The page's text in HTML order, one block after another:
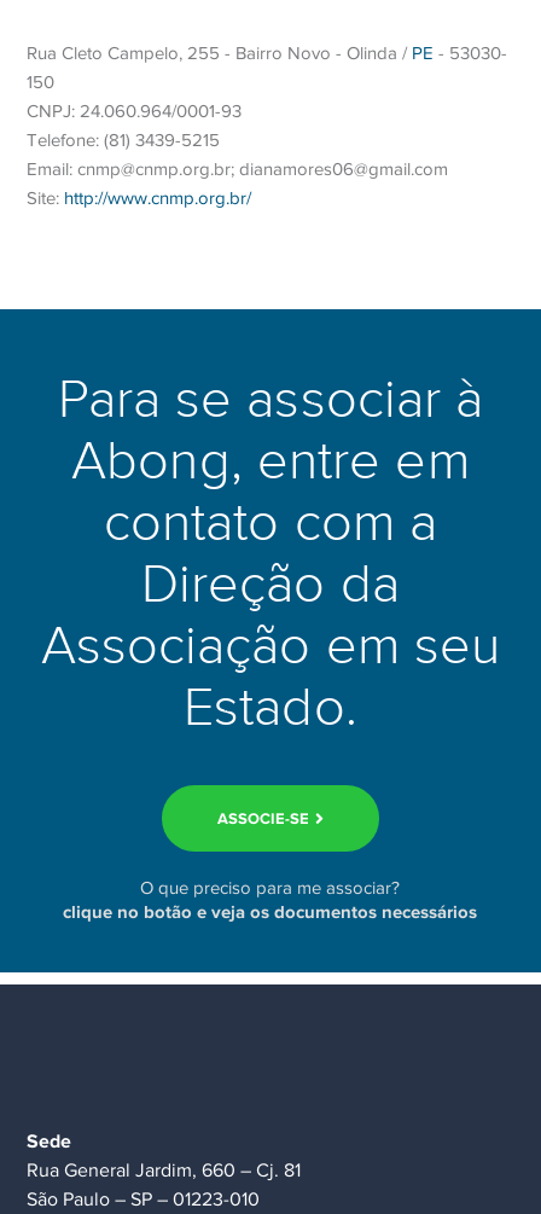
Rua Cleto Campelo, 255 - Bairro Novo - Olinda / PE - 53030-
150
CNPJ: 24.060.964/0001-93
Telefone: (81) 3439-5215
Email: cnmp@cnmp.org.br; dianamores06@gmail.com
Site: http://www.cnmp.org.br/
Para se associar à
Abong, entre em
contato com a
Direção da
Associação em seu
Estado.
ASSOCIE-SE
O que preciso para me associar?
clique no botão e veja os documentos necessários
Sede
Rua General Jardim, 660 – Cj. 81
São Paulo – SP – 01223-010